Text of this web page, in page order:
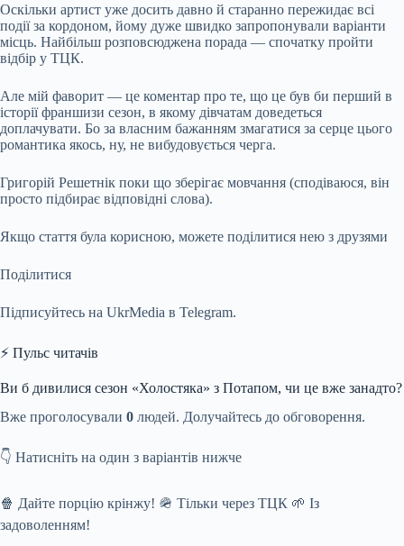
Оскільки артист уже досить давно й старанно пережидає всі
події за кордоном, йому дуже швидко запропонували варіанти
місць. Найбільш розповсюджена порада — спочатку пройти
відбір у ТЦК.
Але мій фаворит — це коментар про те, що це був би перший в
історії франшизи сезон, в якому дівчатам доведеться
доплачувати. Бо за власним бажанням змагатися за серце цього
романтика якось, ну, не вибудовується черга.
Григорій Решетнік поки що зберігає мовчання (сподіваюся, він
просто підбирає відповідні слова).
Якщо стаття була корисною, можете поділитися нею з друзями
Поділитися
Підписуйтесь на UkrMedia в Telegram.
⚡ Пульс читачів
Ви б дивилися сезон «Холостяка» з Потапом, чи це вже занадто?
Вже проголосували 0 людей. Долучайтесь до обговорення.
👇 Натисніть на один з варіантів нижче
🍿 Дайте порцію крінжу! 🪖 Тільки через ТЦК 🌱 Із
задоволенням!